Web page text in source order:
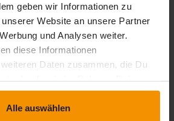
geben wir Informationen zu
Website an unsere Partner
und Analysen weiter.
diese Informationen
Daten zusammen, die Du
gesammelt haben.
Alle auswählen
anderen Anwendung einfügen
Präsentation einfügen
oder Audioclips